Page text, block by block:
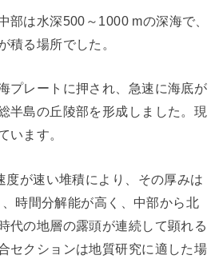
部は水深500～1000 mの深海で、
積る場所でした。
プレートに押され、急速に海底が
半島の丘陵部を形成しました。現
います。
度が速い堆積により、その厚みは
時間分解能が高く、中部から北
代の地層の露頭が連続して顕れる
セクションは地質研究に適した場